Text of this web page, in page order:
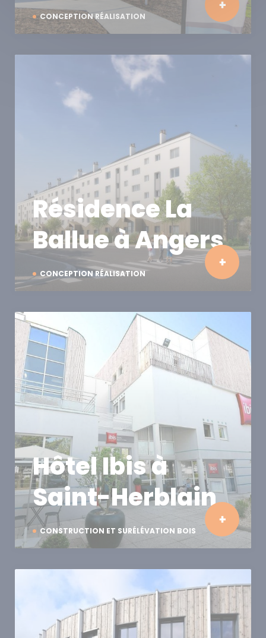
CONCEPTION RÉALISATION
CONCEPTION RÉALISATION
Résidence La
Ballue à Angers
CONSTRUCTION ET SURÉLÉVATION BOIS
Hôtel Ibis à
Saint-Herblain